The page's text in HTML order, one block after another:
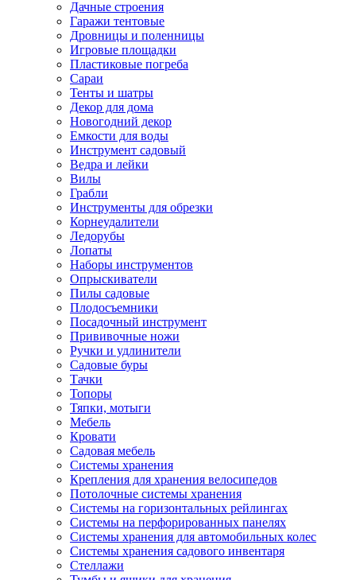
Дачные строения
Гаражи тентовые
Дровницы и поленницы
Игровые площадки
Пластиковые погреба
Сараи
Тенты и шатры
Декор для дома
Новогодний декор
Емкости для воды
Инструмент садовый
Ведра и лейки
Вилы
Грабли
Инструменты для обрезки
Корнеудалители
Ледорубы
Лопаты
Наборы инструментов
Опрыскиватели
Пилы садовые
Плодосъемники
Посадочный инструмент
Прививочные ножи
Ручки и удлинители
Садовые буры
Тачки
Топоры
Тяпки, мотыги
Мебель
Кровати
Садовая мебель
Системы хранения
Крепления для хранения велосипедов
Потолочные системы хранения
Системы на горизонтальных рейлингах
Системы на перфорированных панелях
Системы хранения для автомобильных колес
Системы хранения садового инвентаря
Стеллажи